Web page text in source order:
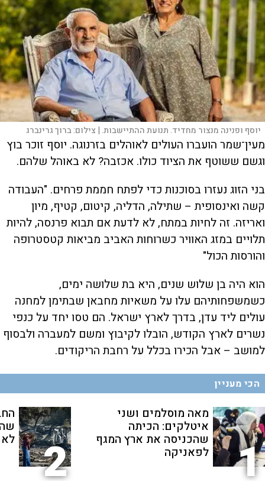
יוסף ופנינה מנצור מחדיד. תנועת ההתיישבות. | צילום:ברוך גרינברג
מעין־שמר הועברו העולים לאוהלים בזרנוגה. יוסף זוכר בוץ
וגשם ששוטף את הציוד כולו. אכזבה? לא באוהל שלהם.
בני הזוג נעזרו בסוכנות כדי לפתח חממת פרחים. "העבודה
קשה ואינסופית – שתילה, הדליה, קיטום, קטיף, מיון
ואריזה. זה לחיות במתח, לא לדעת אם תבוא פרנסה, להיות
תלויים במזג האוויר כשרוחות האביב מביאות קטסטרופה
והורסות הכול"
הוא היה בן שלוש שנים, היא בת שלושה ימים,
כשמשפחותיהם עלו על משאיות מחבאן שבתימן למחנה
עולים ליד עדן, בדרך לארץ ישראל. הם טסו יחד על כנפי
נשרים לארץ הקודש, הובלו לקיבוץ ומשם למעברה ולבסוף
למושב – אבל הכירו בכלל על רחבת הריקודים.
הכי מעניין
1
מאה מוסלמים ושני
איטלקים: הכיתה
שהכניסה את ארץ המגף
לפאניקה 2